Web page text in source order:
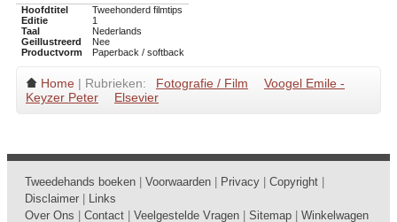
Hoofdtitel
Tweehonderd filmtips
Editie
1
Taal
Nederlands
Geillustreerd
Nee
Productvorm
Paperback / softback
Home | Rubrieken: Fotografie / Film
Voogel Emile -
Keyzer Peter
Elsevier
Tweedehands boeken Voorwaarden Privacy Copyright
Disclaimer
Links
Over Ons
Contact Veelgestelde Vragen Sitemap Winkelwagen